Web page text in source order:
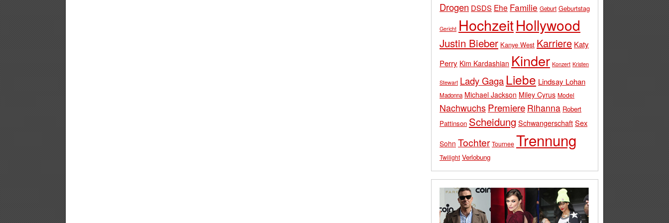
Drogen DSDS Ehe Familie Geburt Geburtstag
Gericht HochzeitHollywood
Justin Bieber Kanye West Karriere Katy
Perry Kim Kardashian Kinder Konzert Kristen
Stewart Lady Gaga Liebe Lindsay Lohan
Madonna Michael Jackson Miley Cyrus Model
Nachwuchs Premiere Rihanna Robert
Pattinson Scheidung SchwangerschaftSex
Sohn Tochter Tournee Trennung
Twilight Verlobung